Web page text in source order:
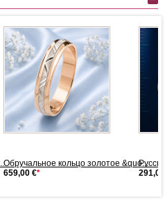
Обручальное кольцо золотое &quo...
659,00 €*